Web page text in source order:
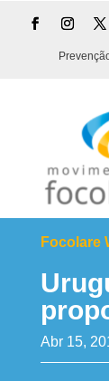
Focolare
Abr 15,